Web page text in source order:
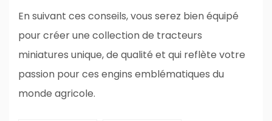
En suivant ces conseils, vous serez bien équipé
pour créer une collection de tracteurs
miniatures unique, de qualité et qui reflète votre
passion pour ces engins emblématiques du
monde agricole.